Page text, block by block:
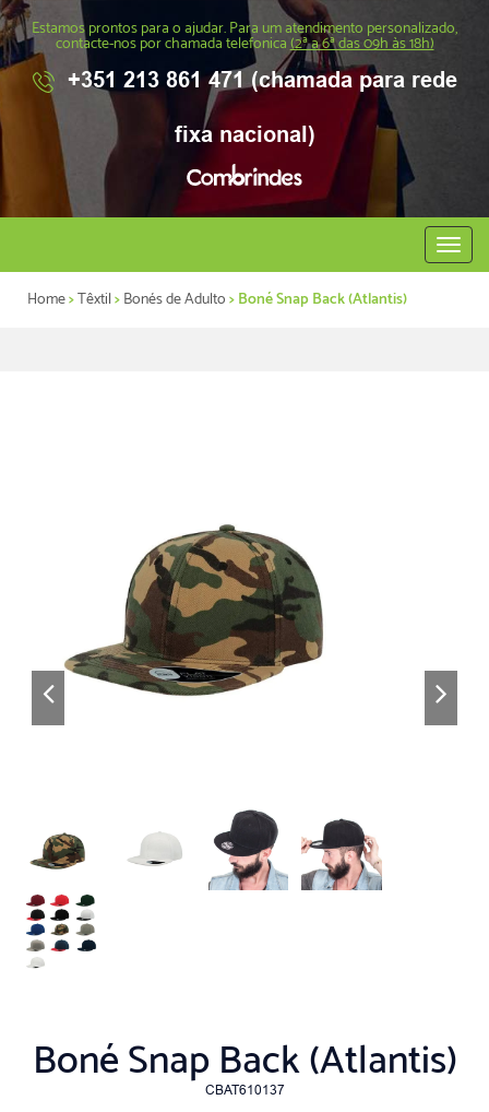
Estamos prontos para o ajudar. Para um atendimento personalizado,
contacte-nos por chamada telefonica(2ª a 6ª das 09h às 18h)
+351 213 861 471 (chamada para rede
fixa nacional)
Abrir
menu
Home>Têxtil>Bonés de Adulto> Boné Snap Back (Atlantis)
Boné Snap Back (Atlantis)
CBAT610137